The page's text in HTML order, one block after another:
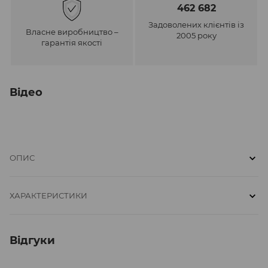
Власне виробництво –
гарантія якості
462 682
Задоволених клієнтів із
2005 року
Відео
ОПИС
ХАРАКТЕРИСТИКИ
Відгуки